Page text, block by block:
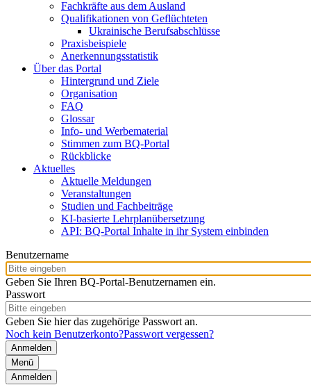
Fachkräfte aus dem Ausland
Qualifikationen von Geflüchteten
Ukrainische Berufsabschlüsse
Praxisbeispiele
Anerkennungsstatistik
Über das Portal
Hintergrund und Ziele
Organisation
FAQ
Glossar
Info- und Werbematerial
Stimmen zum BQ-Portal
Rückblicke
Aktuelles
Aktuelle Meldungen
Veranstaltungen
Studien und Fachbeiträge
KI-basierte Lehrplanübersetzung
API: BQ-Portal Inhalte in ihr System einbinden
Benutzername
Geben Sie Ihren BQ-Portal-Benutzernamen ein.
Passwort
Geben Sie hier das zugehörige Passwort an.
Noch kein Benutzerkonto?Passwort vergessen?
Menü
Anmelden